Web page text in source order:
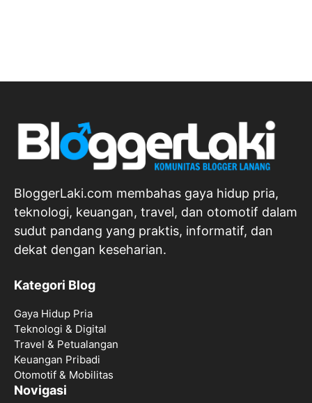
BloggerLaki.com membahas gaya hidup pria,
teknologi, keuangan, travel, dan otomotif dalam
sudut pandang yang praktis, informatif, dan
dekat dengan keseharian.
Kategori Blog
Gaya Hidup Pria
Teknologi & Digital
Travel & Petualangan
Keuangan Pribadi
Otomotif & Mobilitas
Novigasi